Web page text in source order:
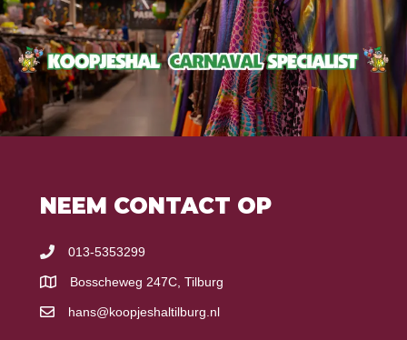
NEEM CONTACT OP
013-5353299
Bosscheweg 247C, Tilburg
hans@koopjeshaltilburg.nl